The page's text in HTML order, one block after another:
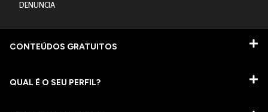
DENUNCIA
CONTEÚDOS GRATUITOS
QUAL É O SEU PERFIL?